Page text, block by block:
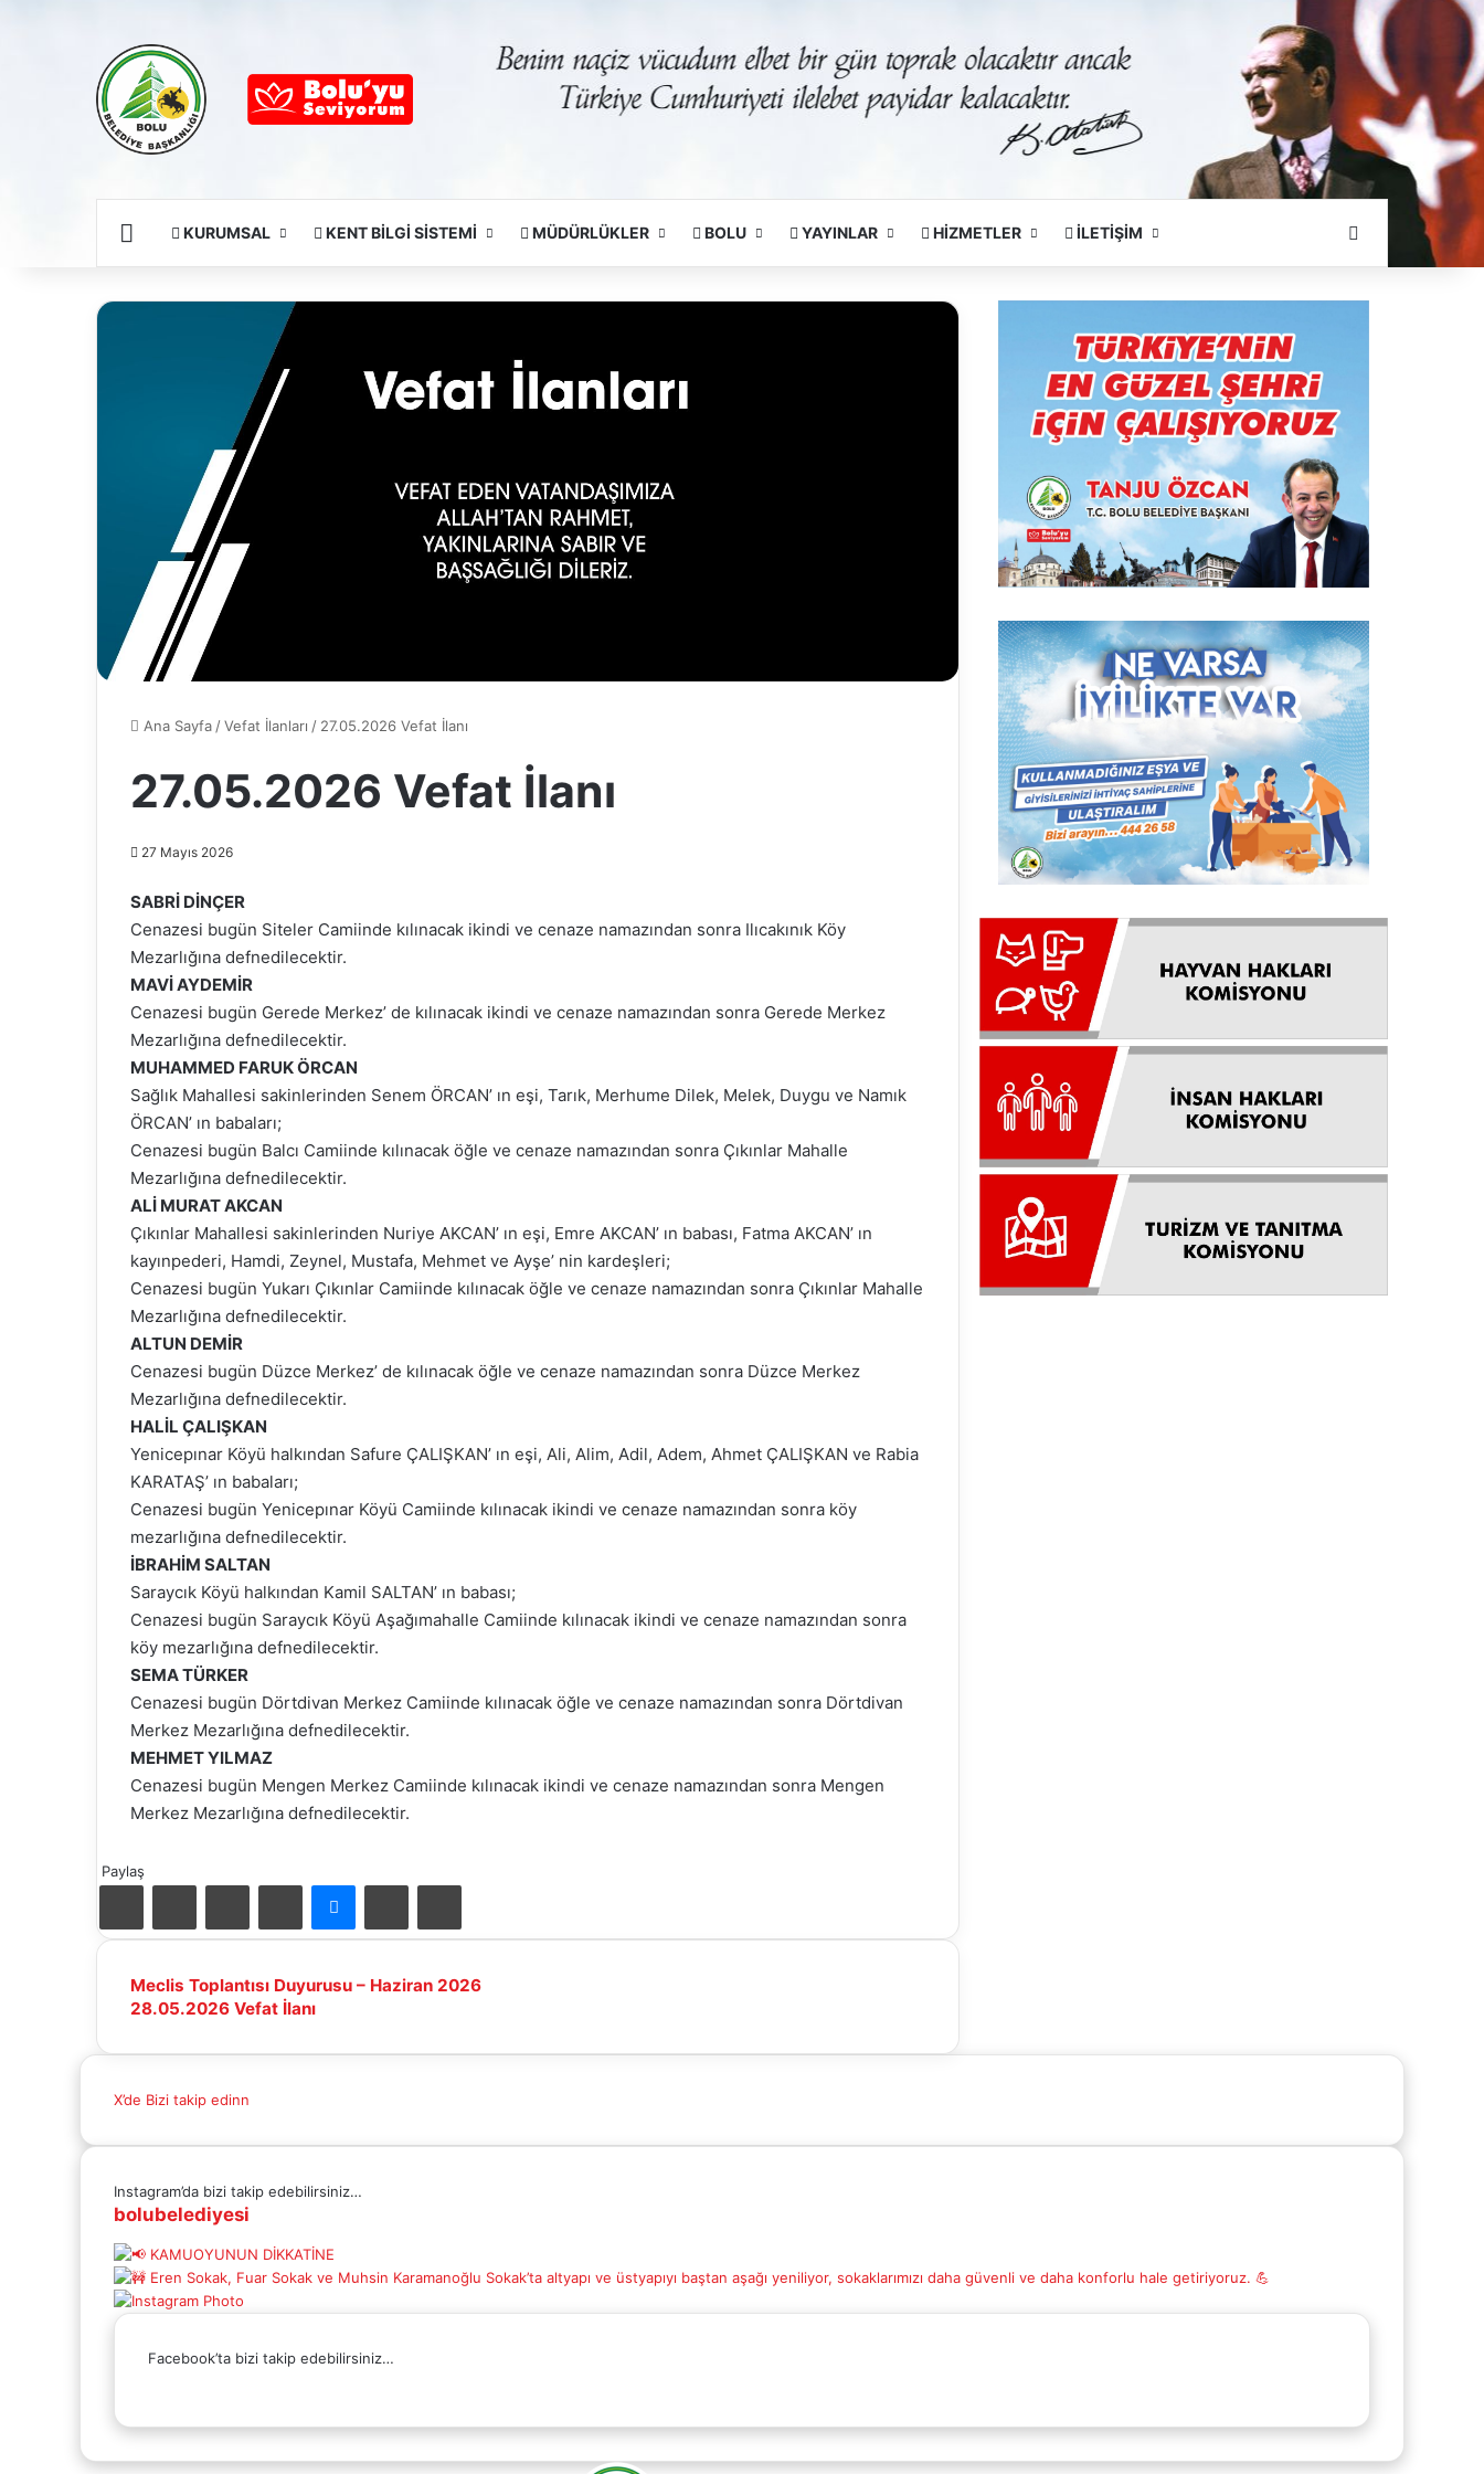
Ana SayfaKURUMSAL KENT BİLGİ SİSTEMİ MÜDÜRLÜKLER BOLU YAYINLAR HİZMETLER İLETİŞİM Arama Yapın
Ana Sayfa/Vefat İlanları / 27.05.2026 Vefat İlanı
27.05.2026 Vefat İlanı
27 Mayıs 2026
SABRİ DİNÇER
Cenazesi bugün Siteler Camiinde kılınacak ikindi ve cenaze namazından sonra Ilıcakınık Köy
Mezarlığına defnedilecektir.
MAVİ AYDEMİR
Cenazesi bugün Gerede Merkez’ de kılınacak ikindi ve cenaze namazından sonra Gerede Merkez
Mezarlığına defnedilecektir.
MUHAMMED FARUK ÖRCAN
Sağlık Mahallesi sakinlerinden Senem ÖRCAN’ ın eşi, Tarık, Merhume Dilek, Melek, Duygu ve Namık
ÖRCAN’ ın babaları;
Cenazesi bugün Balcı Camiinde kılınacak öğle ve cenaze namazından sonra Çıkınlar Mahalle
Mezarlığına defnedilecektir.
ALİ MURAT AKCAN
Çıkınlar Mahallesi sakinlerinden Nuriye AKCAN’ ın eşi, Emre AKCAN’ ın babası, Fatma AKCAN’ ın
kayınpederi, Hamdi, Zeynel, Mustafa, Mehmet ve Ayşe’ nin kardeşleri;
Cenazesi bugün Yukarı Çıkınlar Camiinde kılınacak öğle ve cenaze namazından sonra Çıkınlar Mahalle
Mezarlığına defnedilecektir.
ALTUN DEMİR
Cenazesi bugün Düzce Merkez’ de kılınacak öğle ve cenaze namazından sonra Düzce Merkez
Mezarlığına defnedilecektir.
HALİL ÇALIŞKAN
Yenicepınar Köyü halkından Safure ÇALIŞKAN’ ın eşi, Ali, Alim, Adil, Adem, Ahmet ÇALIŞKAN ve Rabia
KARATAŞ’ ın babaları;
Cenazesi bugün Yenicepınar Köyü Camiinde kılınacak ikindi ve cenaze namazından sonra köy
mezarlığına defnedilecektir.
İBRAHİM SALTAN
Saraycık Köyü halkından Kamil SALTAN’ ın babası;
Cenazesi bugün Saraycık Köyü Aşağımahalle Camiinde kılınacak ikindi ve cenaze namazından sonra
köy mezarlığına defnedilecektir.
SEMA TÜRKER
Cenazesi bugün Dörtdivan Merkez Camiinde kılınacak öğle ve cenaze namazından sonra Dörtdivan
Merkez Mezarlığına defnedilecektir.
MEHMET YILMAZ
Cenazesi bugün Mengen Merkez Camiinde kılınacak ikindi ve cenaze namazından sonra Mengen
Merkez Mezarlığına defnedilecektir.
Paylaş
ile
Meclis
Toplantısı
–
2026
Meclis Toplantısı Duyurusu – Haziran 2026
28.05.2026
İlanı
28.05.2026 Vefat İlanı
X’de Bizi takip edinn
Instagram’da bizi takip edebilirsiniz…
bolubelediyesi
Facebook’ta bizi takip edebilirsiniz…